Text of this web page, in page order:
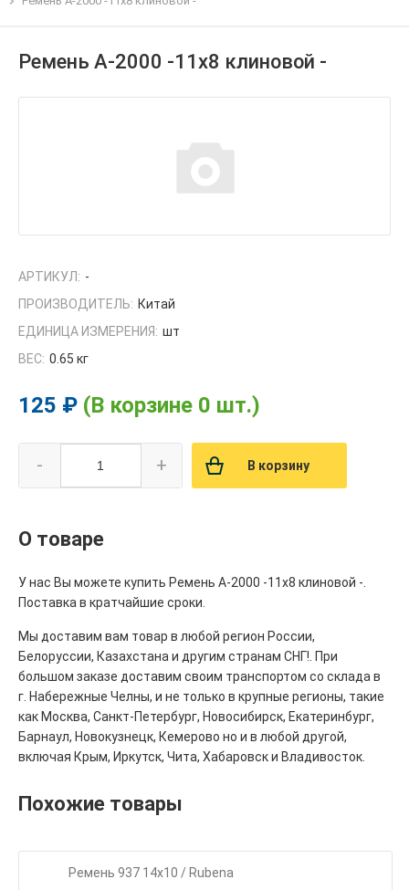
Ремень А-2000 -11х8 клиновой -
АРТИКУЛ: -
ПРОИЗВОДИТЕЛЬ: Китай
ЕДИНИЦА ИЗМЕРЕНИЯ: шт
ВЕС: 0.65 кг
125 ₽ (В корзине 0 шт.)
- + В корзину
О товаре
У нас Вы можете купить Ремень А-2000 -11х8 клиновой -.
Поставка в кратчайшие сроки.
Мы доставим вам товар в любой регион России,
Белоруссии, Казахстана и другим странам СНГ!. При
большом заказе доставим своим транспортом со склада в
г. Набережные Челны, и не только в крупные регионы, такие
как Москва, Санкт-Петербург, Новосибирск, Екатеринбург,
Барнаул, Новокузнецк, Кемерово но и в любой другой,
включая Крым, Иркутск, Чита, Хабаровск и Владивосток.
Похожие товары
Ремень 937 14х10 / Rubena